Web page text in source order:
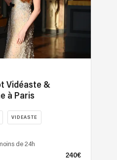
Vidéaste &
à Paris
VIDEASTE
de 24h
240€